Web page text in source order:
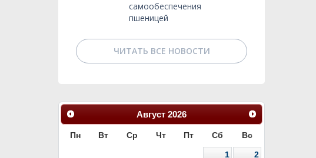
самообеспечения
пшеницей
ЧИТАТЬ ВСЕ НОВОСТИ
Август 2026
Пн Вт Ср Чт Пт Сб Вс
1
2